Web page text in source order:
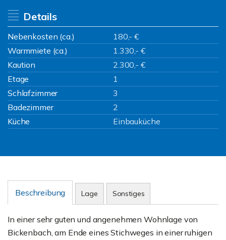
Details
Nebenkosten (ca.)
180,- €
Warmmiete (ca.)
1.330,- €
Kaution
2.300,- €
Etage
1
Schlafzimmer
3
Badezimmer
2
Küche
Einbauküche
Beschreibung Lage Sonstiges
In einer sehr guten und angenehmen Wohnlage von
Bickenbach, am Ende eines Stichweges in einer ruhigen